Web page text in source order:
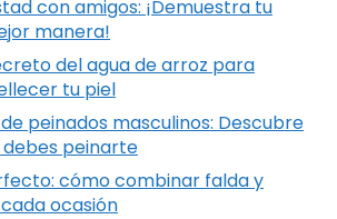
con amigos: ¡Demuestra tu
manera!
del agua de arroz para
tu piel
peinados masculinos: Descubre
peinarte
cómo combinar falda y
ocasión